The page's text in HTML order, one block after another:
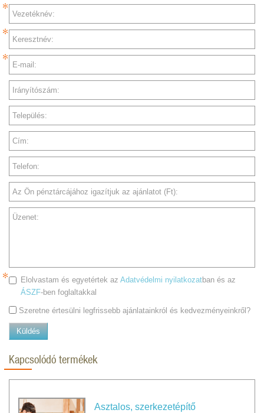
Vezetéknév:
Keresztnév:
E-mail:
Irányítószám:
Település:
Cím:
Telefon:
Az Ön pénztárcájához igazítjuk az ajánlatot (Ft):
Üzenet:
Elolvastam és egyetértek az Adatvédelmi nyilatkozatban és az
ÁSZF-ben foglaltakkal
Szeretne értesülni legfrissebb ajánlatainkról és kedvezményeinkről?
Küldés
Kapcsolódó termékek
Asztalos, szerkezetépítő